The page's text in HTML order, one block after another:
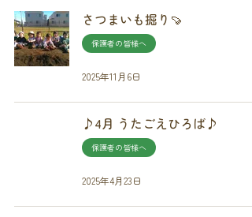
さつまいも掘り🍠
保護者の皆様へ
2025年11月6日
♪4月 うたごえひろば♪
保護者の皆様へ
2025年4月23日